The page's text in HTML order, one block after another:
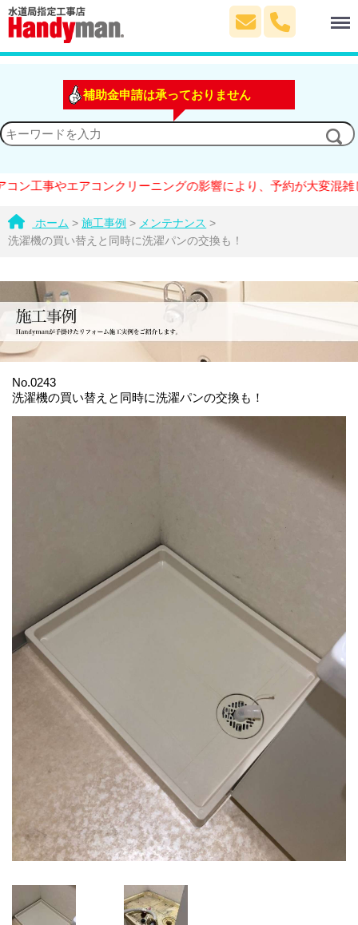
補助金申請は承っておりません
エアコンクリーニングの影響により、予約が大変混雑しており
ホーム >施工事例 > メンテナンス >
洗濯機の買い替えと同時に洗濯パンの交換も！
No.0243
洗濯機の買い替えと同時に洗濯パンの交換も！